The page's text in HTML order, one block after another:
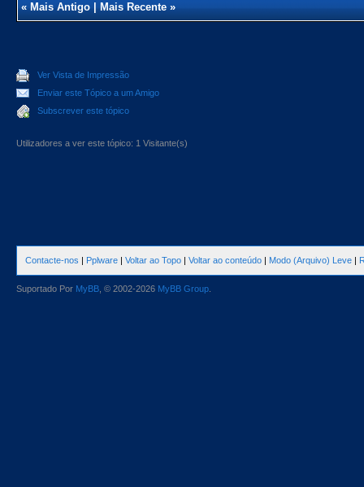
«Mais Antigo|Mais Recente»
Ver Vista de Impressão
Enviar este Tópico a um Amigo
Subscrever este tópico
Utilizadores a ver este tópico: 1 Visitante(s)
Contacte-nos | Pplware | Voltar ao Topo | Voltar ao conteúdo | Modo (Arquivo) Leve |
Suportado Por MyBB , © 2002-2026 MyBB Group